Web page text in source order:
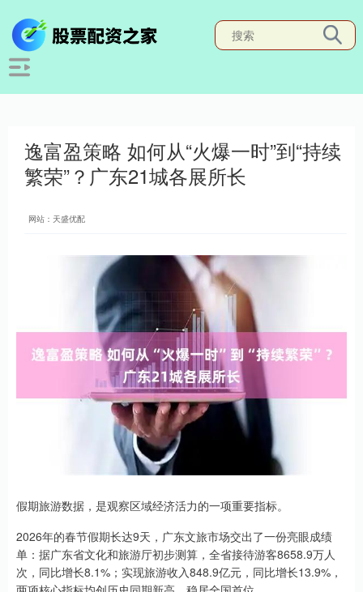
逸富盈策略 如何从“火爆一时”到“持续
繁荣”？广东21城各展所长
网站：天盛优配
假期旅游数据，是观察区域经济活力的一项重要指标。
2026年的春节假期长达9天，广东文旅市场交出了一份亮眼成绩
单：据广东省文化和旅游厅初步测算，全省接待游客8658.9万人
次，同比增长8.1%；实现旅游收入848.9亿元，同比增长13.9%，